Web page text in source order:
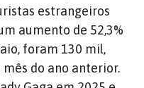
estrangeiros
aumento de 52,3%
foram 130 mil,
mês do ano anterior.